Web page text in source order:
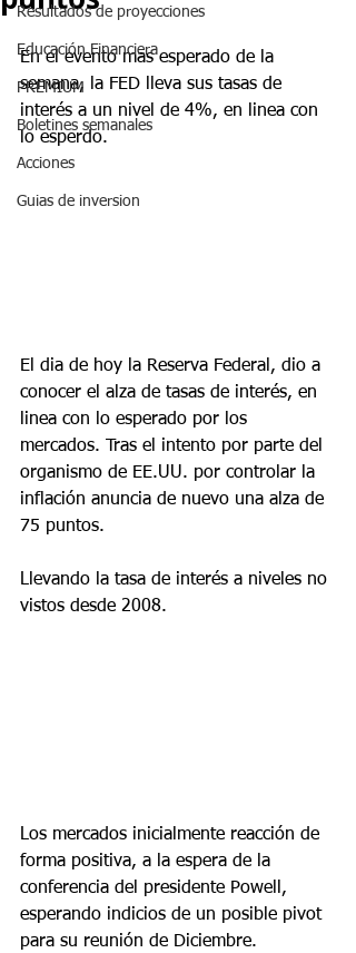
Resultados de proyecciones
Educación Financiera
PREMIUM
Boletines semanales
Acciones
Guias de inversion
En el evento mas esperado de la
semana, la FED lleva sus tasas de
interés a un nivel de 4%, en linea con
lo esperdo.
El dia de hoy la Reserva Federal, dio a
conocer el alza de tasas de interés, en
linea con lo esperado por los
mercados. Tras el intento por parte del
organismo de EE.UU. por controlar la
inflación anuncia de nuevo una alza de
75 puntos.
Llevando la tasa de interés a niveles no
vistos desde 2008.
Los mercados inicialmente reacción de
forma positiva, a la espera de la
conferencia del presidente Powell,
esperando indicios de un posible pivot
para su reunión de Diciembre.